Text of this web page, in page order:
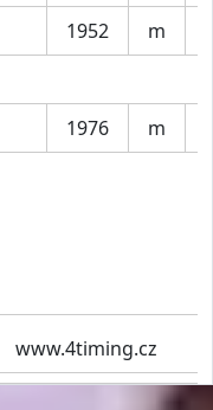
1952 m
1976 m
www.4timing.cz